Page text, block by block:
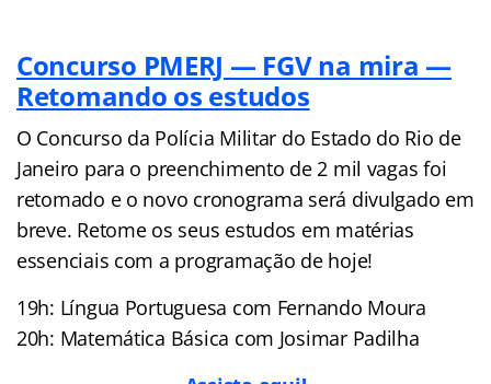
Concurso PMERJ — FGV na mira —
Retomando os estudos
O Concurso da Polícia Militar do Estado do Rio de
Janeiro para o preenchimento de 2 mil vagas foi
retomado e o novo cronograma será divulgado em
breve. Retome os seus estudos em matérias
essenciais com a programação de hoje!
19h: Língua Portuguesa com Fernando Moura
20h: Matemática Básica com Josimar Padilha